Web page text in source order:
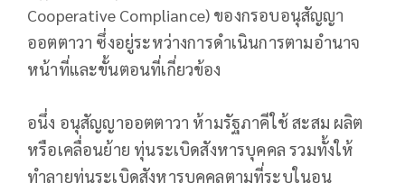
Cooperative Compliance) ของกรอบอนุสัญญา
ออตตาวา ซึ่งอยู่ระหว่างการดำเนินการตามอำนาจ
หน้าที่และขั้นตอนที่เกี่ยวข้อง
อนึ่ง อนุสัญญาออตตาวา ห้ามรัฐภาคีใช้ สะสม ผลิต
หรือเคลื่อนย้าย ทุ่นระเบิดสังหารบุคคล รวมทั้งให้
ทำลายทุ่นระเบิดสังหารบุคคลตามที่ระบุในอนุ